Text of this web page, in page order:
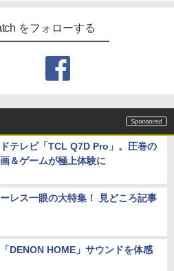
をフォローする
テレビ「TCL Q7D Pro」。圧巻の
＆ゲームが極上体験に
レス一眼の大特集！ 見どころ記事
DENON HOME」サウンドを体感